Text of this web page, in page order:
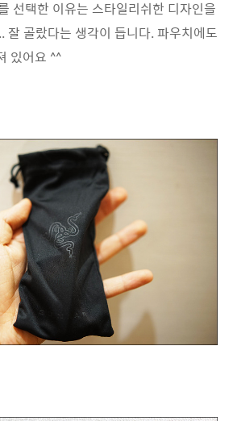
선택한 이유는 스타일리쉬한 디자인을
잘 골랐다는 생각이 듭니다. 파우치에도
있어요 ^^